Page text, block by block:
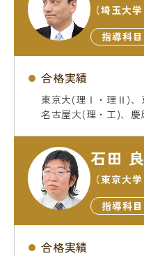
（埼玉大学
指導科
合格実績
東京大(理Ⅰ・理Ⅱ)、
名古屋大(理・工)、
石田
（東京大学
指導科
合格実績